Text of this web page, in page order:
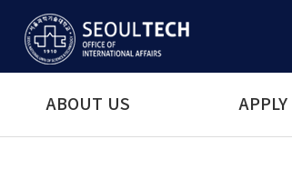
ABOUT US APPLY